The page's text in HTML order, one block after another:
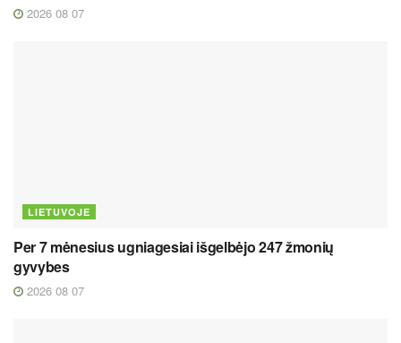
2026 08 07
LIETUVOJE
Per 7 mėnesius ugniagesiai išgelbėjo 247 žmonių
gyvybes
2026 08 07